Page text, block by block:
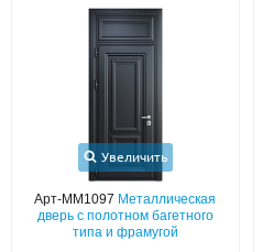
Увеличить
Арт-ММ1097 Металлическая
дверь с полотном багетного
типа и фрамугой